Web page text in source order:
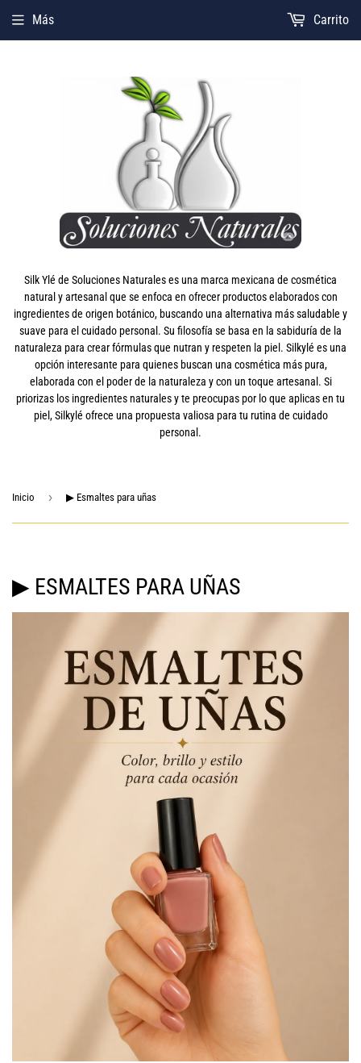
Silk Ylé de Soluciones Naturales es una marca mexicana de cosmética
natural y artesanal que se enfoca en ofrecer productos elaborados con
ingredientes de origen botánico, buscando una alternativa más saludable y
suave para el cuidado personal. Su filosofía se basa en la sabiduría de la
naturaleza para crear fórmulas que nutran y respeten la piel. Silkylé es una
opción interesante para quienes buscan una cosmética más pura,
elaborada con el poder de la naturaleza y con un toque artesanal. Si
priorizas los ingredientes naturales y te preocupas por lo que aplicas en tu
piel, Silkylé ofrece una propuesta valiosa para tu rutina de cuidado
personal.
Más Carrito
Inicio › ▶ Esmaltes para uñas
▶ ESMALTES PARA UÑAS